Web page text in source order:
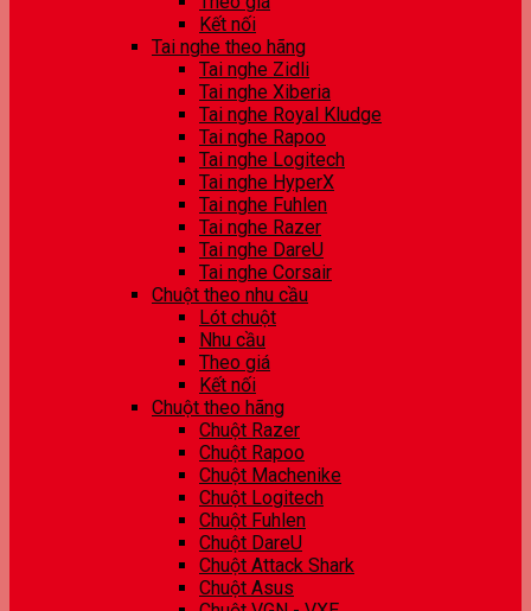
Kết nối
Tai nghe theo hãng
Tai nghe Zidli
Tai nghe Xiberia
Tai nghe Royal Kludge
Tai nghe Rapoo
Tai nghe Logitech
Tai nghe HyperX
Tai nghe Fuhlen
Tai nghe Razer
Tai nghe DareU
Tai nghe Corsair
Chuột theo nhu cầu
Lót chuột
Nhu cầu
Theo giá
Kết nối
Chuột theo hãng
Chuột Razer
Chuột Rapoo
Chuột Machenike
Chuột Logitech
Chuột Fuhlen
Chuột DareU
Chuột Attack Shark
Chuột Asus